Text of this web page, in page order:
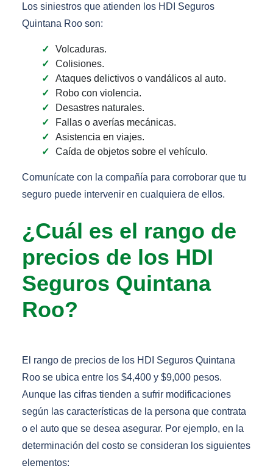
Los siniestros que atienden los HDI Seguros
Quintana Roo son:
Volcaduras.
Colisiones.
Ataques delictivos o vandálicos al auto.
Robo con violencia.
Desastres naturales.
Fallas o averías mecánicas.
Asistencia en viajes.
Caída de objetos sobre el vehículo.
Comunícate con la compañía para corroborar que tu
seguro puede intervenir en cualquiera de ellos.
¿Cuál es el rango de
precios de los HDI
Seguros Quintana
Roo?
El rango de precios de los HDI Seguros Quintana
Roo se ubica entre los $4,400 y $9,000 pesos.
Aunque las cifras tienden a sufrir modificaciones
según las características de la persona que contrata
o el auto que se desea asegurar. Por ejemplo, en la
determinación del costo se consideran los siguientes
elementos: